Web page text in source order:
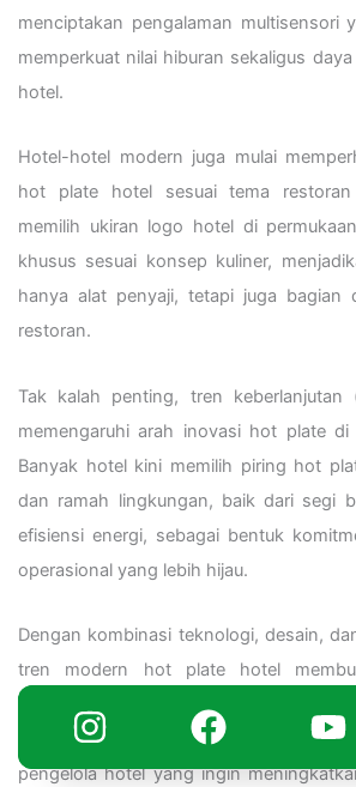
menciptakan pengalaman multisensori
memperkuat nilai hiburan sekaligus
hotel.
Hotel-hotel modern juga mulai
hot plate hotel sesuai tema restoran
memilih ukiran logo hotel di
khusus sesuai konsep kuliner,
hanya alat penyaji, tetapi juga bagian
restoran.
Tak kalah penting, tren keberlanjutan
memengaruhi arah inovasi hot plate di
Banyak hotel kini memilih piring hot
dan ramah lingkungan, baik dari segi
efisiensi energi, sebagai bentuk
operasional yang lebih hijau.
Dengan kombinasi teknologi, desain,
tren modern hot plate hotel
sederhana ini telah berevolusi
profesionalisme dan inovasi di
pengelola hotel yang ingin